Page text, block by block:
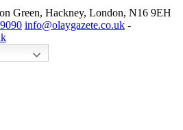
Green, Hackney, London, N16 9EH
info@olaygazete.co.uk -